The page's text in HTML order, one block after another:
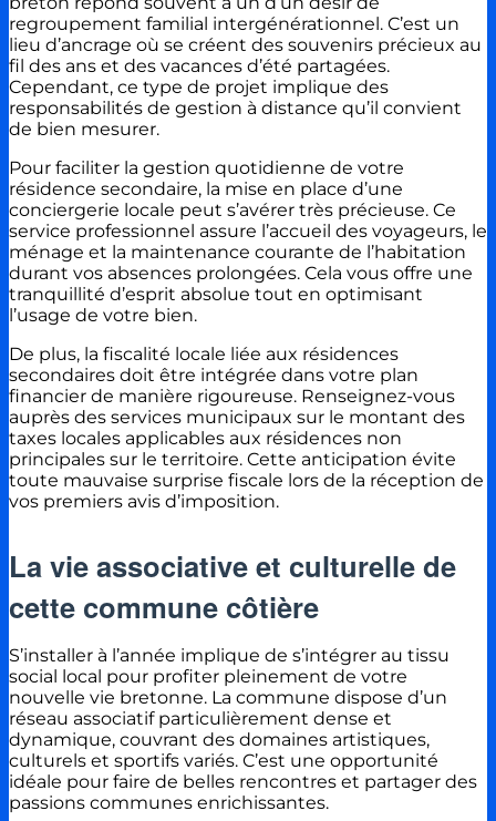
regroupement familial intergénérationnel. C’est un
lieu d’ancrage où se créent des souvenirs précieux au
fil des ans et des vacances d’été partagées.
Cependant, ce type de projet implique des
responsabilités de gestion à distance qu’il convient
de bien mesurer.
Pour faciliter la gestion quotidienne de votre
résidence secondaire, la mise en place d’une
conciergerie locale peut s’avérer très précieuse. Ce
service professionnel assure l’accueil des voyageurs, le
ménage et la maintenance courante de l’habitation
durant vos absences prolongées. Cela vous offre une
tranquillité d’esprit absolue tout en optimisant
l’usage de votre bien.
De plus, la fiscalité locale liée aux résidences
secondaires doit être intégrée dans votre plan
financier de manière rigoureuse. Renseignez-vous
auprès des services municipaux sur le montant des
taxes locales applicables aux résidences non
principales sur le territoire. Cette anticipation évite
toute mauvaise surprise fiscale lors de la réception de
vos premiers avis d’imposition.
La vie associative et culturelle de
cette commune côtière
S’installer à l’année implique de s’intégrer au tissu
social local pour profiter pleinement de votre
nouvelle vie bretonne. La commune dispose d’un
réseau associatif particulièrement dense et
dynamique, couvrant des domaines artistiques,
culturels et sportifs variés. C’est une opportunité
idéale pour faire de belles rencontres et partager des
passions communes enrichissantes.